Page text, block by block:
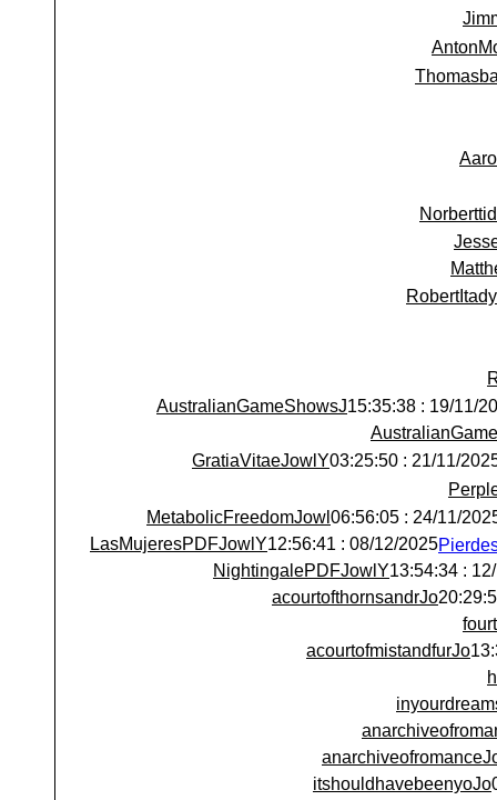
RobertItady
19/11/2025 :
AustralianGameShowsJ
21/11/2025 :
GratiaVitaeJowlY
24/11/2025 :
MetabolicFreedomJowl
08/12/2025 : 12:56:41
LasMujeresPDFJowlY
12/
NightingalePDFJowlY
acourtofthornsandrJo
acourtofmistandfurJo
itshouldhavebeenyoJo